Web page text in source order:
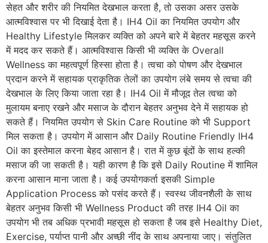
सेहत और शरीर की नियमित देखभाल करता है, तो उसका असर उसके
आत्मविश्वास पर भी दिखाई देता है। IH4 Oil का नियमित उपयोग और
Healthy Lifestyle मिलकर व्यक्ति को अपने बारे में बेहतर महसूस करने
में मदद कर सकते हैं। आत्मविश्वास किसी भी व्यक्ति के Overall
Wellness का महत्वपूर्ण हिस्सा होता है। त्वचा को पोषण और देखभाल
प्रदान करने में सहायक प्राकृतिक तेलों का उपयोग लंबे समय से त्वचा की
देखभाल के लिए किया जाता रहा है। IH4 Oil में मौजूद तेल त्वचा को
मुलायम बनाए रखने और मसाज के दौरान बेहतर अनुभव देने में सहायक हो
सकते हैं। नियमित उपयोग से Skin Care Routine को भी Support
मिल सकता है। उपयोग में आसान और Daily Routine Friendly IH4
Oil का इस्तेमाल करना बेहद आसान है। रात में कुछ बूंदों के साथ हल्की
मसाज की जा सकती है। यही कारण है कि इसे Daily Routine में शामिल
करना आसान माना जाता है। कई उपयोगकर्ता इसकी Simple
Application Process को पसंद करते हैं। स्वस्थ जीवनशैली के साथ
बेहतर अनुभव किसी भी Wellness Product की तरह IH4 Oil का
उपयोग भी तब अधिक प्रभावी महसूस हो सकता है जब इसे Healthy Diet,
Exercise, पर्याप्त पानी और अच्छी नींद के साथ अपनाया जाए। संतुलित